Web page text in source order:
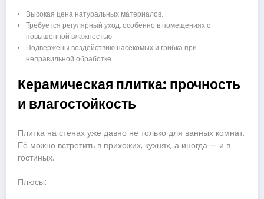
Высокая цена натуральных материалов.
Требуется регулярный уход, особенно в помещениях с
повышенной влажностью.
Подвержены воздействию насекомых и грибка при
неправильной обработке.
Керамическая плитка: прочность
и влагостойкость
Плитка на стенах уже давно не только для ванных комнат.
Её можно встретить в прихожих, кухнях, а иногда — и в
гостиных.
Плюсы: